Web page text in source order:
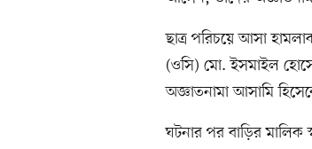
ছাত্র পরিচয়ে আসা
(ওসি) মো. ইসমাইল
অজ্ঞাতনামা আসামি
ঘটনার পর বাড়ির